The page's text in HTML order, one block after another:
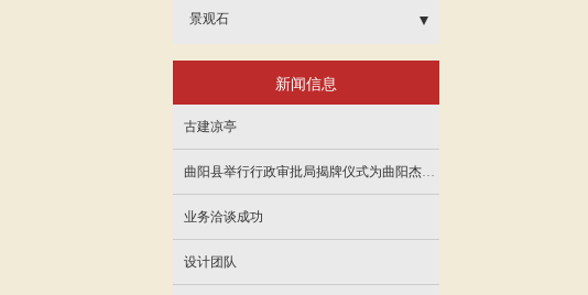
- 铜雕佛像雕塑
- 其他
景观石
- 雪浪石
- 晚霞红
新闻信息
古建凉亭
曲阳县举行行政审批局揭牌仪式为曲阳杰艺园林雕塑有限公司颁发营业执照
业务洽谈成功
设计团队